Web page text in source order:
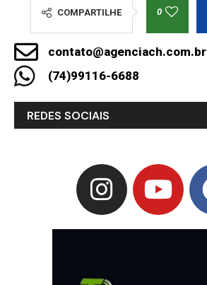
COMPARTILHE 0
contato@agenciach.com.br
(74)99116-6688
REDES SOCIAIS